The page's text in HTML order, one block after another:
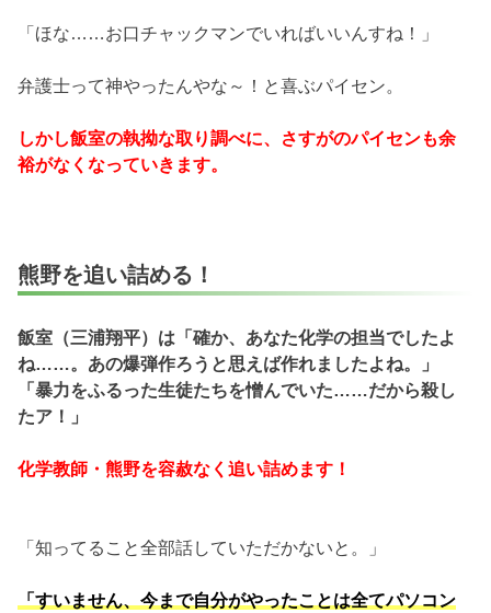
「ほな……お口チャックマンでいればいいんすね！」
弁護士って神やったんやな～！と喜ぶパイセン。
しかし飯室の執拗な取り調べに、さすがのパイセンも余
裕がなくなっていきます。
熊野を追い詰める！
飯室（三浦翔平）は「確か、あなた化学の担当でしたよ
ね……。あの爆弾作ろうと思えば作れましたよね。」
「暴力をふるった生徒たちを憎んでいた……だから殺し
たア！」
化学教師・熊野を容赦なく追い詰めます！
「知ってること全部話していただかないと。」
「すいません、今まで自分がやったことは全てパソコン